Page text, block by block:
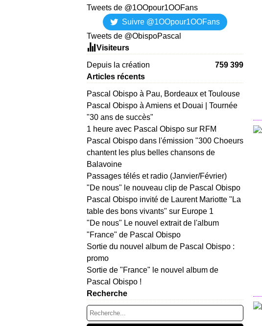
Tweets de @1OOpour1OOFans
Suivre @1OOpour1OOFans
Tweets de @ObispoPascal
Visiteurs
Depuis la création
759 399
Articles récents
Pascal Obispo à Pau, Bordeaux et Toulouse
Pascal Obispo à Amiens et Douai | Tournée
"30 ans de succès"
1 heure avec Pascal Obispo sur RFM
Pascal Obispo dans l'émission "300 Choeurs
chantent les plus belles chansons de
Balavoine
Passages télés et radio (Janvier/Février)
"De nous" le nouveau clip de Pascal Obispo
Pascal Obispo invité de Laurent Mariotte "La
table des bons vivants" sur Europe 1
"De nous" Le nouvel extrait de l'album
"France" de Pascal Obispo
Sortie du nouvel album de Pascal Obispo :
promo
Sortie de "France" le nouvel album de
Pascal Obispo !
Recherche